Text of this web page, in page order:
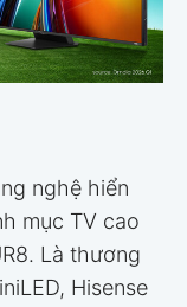
nghệ hiển
mục TV cao
Là thương
Hisense